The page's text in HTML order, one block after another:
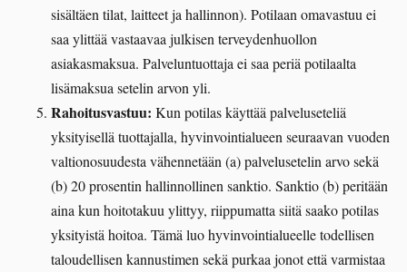
sisältäen tilat, laitteet ja hallinnon). Potilaan omavastuu ei
saa ylittää vastaavaa julkisen terveydenhuollon
asiakasmaksua. Palveluntuottaja ei saa periä potilaalta
lisämaksua setelin arvon yli.
Rahoitusvastuu: Kun potilas käyttää palveluseteliä
yksityisellä tuottajalla, hyvinvointialueen seuraavan vuoden
valtionosuudesta vähennetään (a) palvelusetelin arvo sekä
(b) 20 prosentin hallinnollinen sanktio. Sanktio (b) peritään
aina kun hoitotakuu ylittyy, riippumatta siitä saako potilas
yksityistä hoitoa. Tämä luo hyvinvointialueelle todellisen
taloudellisen kannustimen sekä purkaa jonot että varmistaa